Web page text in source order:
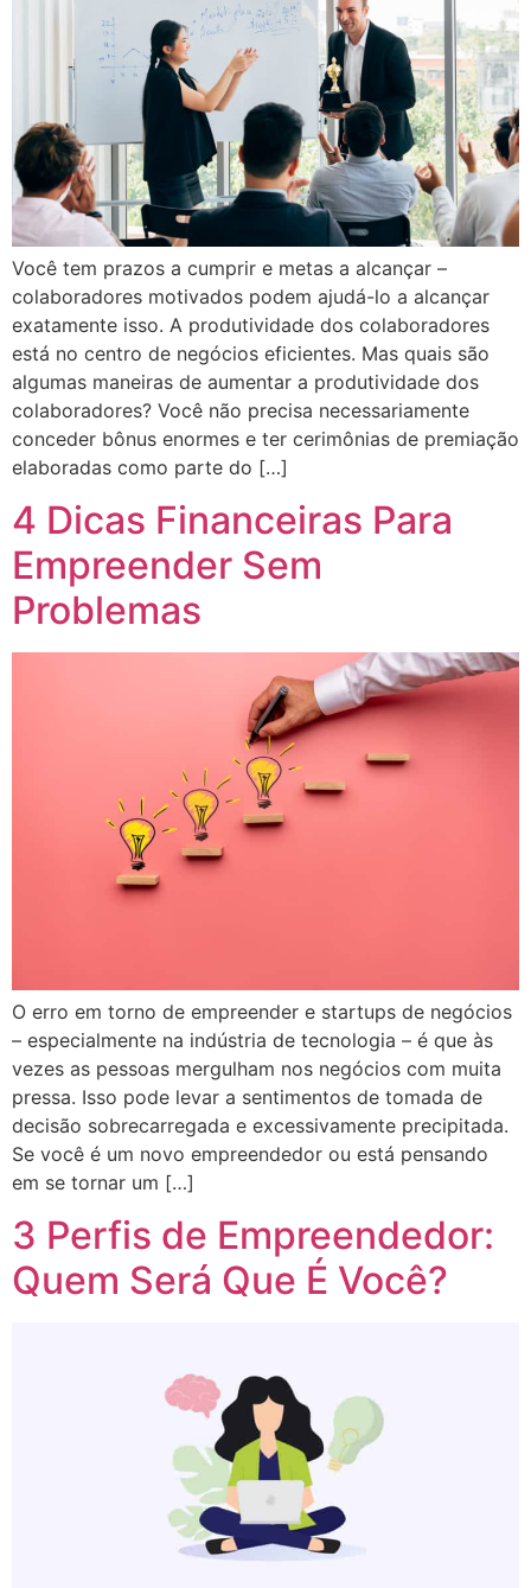
Você tem prazos a cumprir e metas a alcançar –
colaboradores motivados podem ajudá-lo a alcançar
exatamente isso. A produtividade dos colaboradores
está no centro de negócios eficientes. Mas quais são
algumas maneiras de aumentar a produtividade dos
colaboradores? Você não precisa necessariamente
conceder bônus enormes e ter cerimônias de premiação
elaboradas como parte do […]
4 Dicas Financeiras Para
Empreender Sem
Problemas
O erro em torno de empreender e startups de negócios
– especialmente na indústria de tecnologia – é que às
vezes as pessoas mergulham nos negócios com muita
pressa. Isso pode levar a sentimentos de tomada de
decisão sobrecarregada e excessivamente precipitada.
Se você é um novo empreendedor ou está pensando
em se tornar um […]
3 Perfis de Empreendedor:
Quem Será Que É Você?